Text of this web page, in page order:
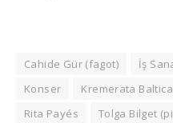
Cahide Gür (fagot) İş
Konser
Kremerata
Rita Payés
Tolga Bilget